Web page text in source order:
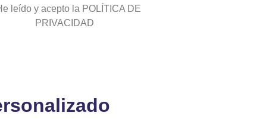
leído y acepto la POLÍTICA DE
PRIVACIDAD